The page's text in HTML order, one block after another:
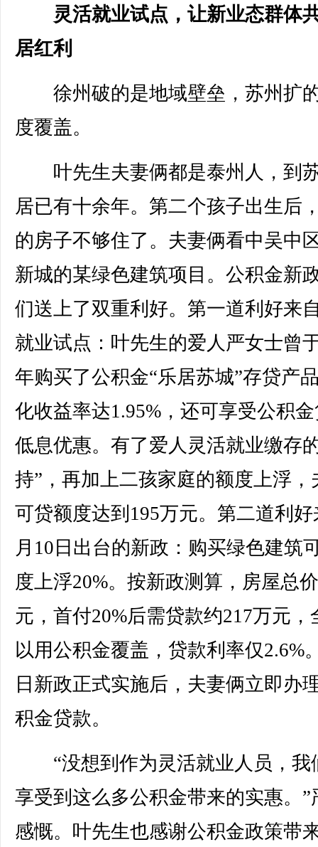
灵活就业试点，让新业态群体
居红利
徐州破的是地域壁垒，苏州扩
度覆盖。
叶先生夫妻俩都是泰州人，到
居已有十余年。第二个孩子出生后
的房子不够住了。夫妻俩看中吴中
新城的某绿色建筑项目。公积金新
们送上了双重利好。第一道利好来
就业试点：叶先生的爱人严女士曾
年购买了公积金“乐居苏城”存贷产
化收益率达1.95%，还可享受公积
低息优惠。有了爱人灵活就业缴存
持”，再加上二孩家庭的额度上浮，
可贷额度达到195万元。第二道利好
月10日出台的新政：购买绿色建筑
度上浮20%。按新政测算，房屋总
元，首付20%后需贷款约217万元，
以用公积金覆盖，贷款利率仅2.6%
日新政正式实施后，夫妻俩立即办
积金贷款。
“没想到作为灵活就业人员，我
享受到这么多公积金带来的实惠。”
感慨。叶先生也感谢公积金政策带